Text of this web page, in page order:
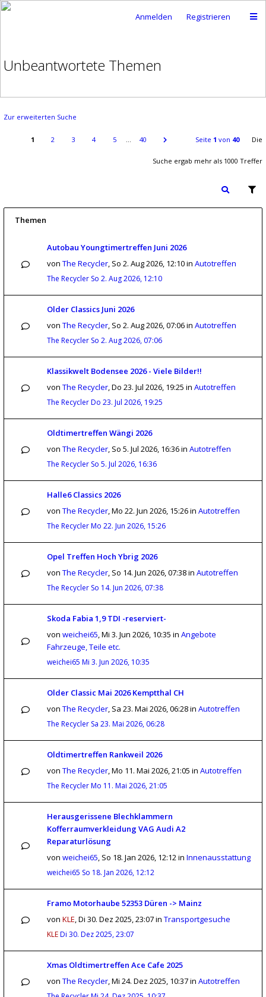
Anmelden Registrieren
Unbeantwortete Themen
Zur erweiterten Suche
1 2 3 4 5 … 40 Seite 1 von 40 Die
Suche ergab mehr als 1000 Treffer
Themen
Autobau Youngtimertreffen Juni 2026
von The Recycler, So 2. Aug 2026, 12:10in Autotreffen
The Recycler So 2. Aug 2026, 12:10
Older Classics Juni 2026
von The Recycler, So 2. Aug 2026, 07:06in Autotreffen
The Recycler So 2. Aug 2026, 07:06
Klassikwelt Bodensee 2026 - Viele Bilder!!
von The Recycler,Do 23. Jul 2026, 19:25 in Autotreffen
The RecyclerDo 23. Jul 2026, 19:25
Oldtimertreffen Wängi 2026
von The Recycler, So 5. Jul 2026, 16:36in Autotreffen
The Recycler So 5. Jul 2026, 16:36
Halle6 Classics 2026
von The Recycler,Mo 22. Jun 2026, 15:26in Autotreffen
The RecyclerMo 22. Jun 2026, 15:26
Opel Treffen Hoch Ybrig 2026
von The Recycler, So 14. Jun 2026, 07:38in Autotreffen
The Recycler So 14. Jun 2026, 07:38
Skoda Fabia 1,9 TDI -reserviert-
von weichei65,Mi 3. Jun 2026, 10:35 in Angebote
Fahrzeuge, Teile etc.
weichei65 Mi 3. Jun 2026, 10:35
Older Classic Mai 2026 Kemptthal CH
von The Recycler, Sa 23. Mai 2026, 06:28in Autotreffen
The Recycler Sa 23. Mai 2026, 06:28
Oldtimertreffen Rankweil 2026
von The Recycler,Mo 11. Mai 2026, 21:05 in Autotreffen
The RecyclerMo 11. Mai 2026, 21:05
Herausgerissene Blechklammern
Kofferraumverkleidung VAG Audi A2
Reparaturlösung
von weichei65, So 18. Jan 2026, 12:12in Innenausstattung
weichei65 So 18. Jan 2026, 12:12
Framo Motorhaube 52353 Düren -> Mainz
von KLE,Di 30. Dez 2025, 23:07in Transportgesuche
KLEDi 30. Dez 2025, 23:07
Xmas Oldtimertreffen Ace Cafe 2025
von The Recycler,Mi 24. Dez 2025, 10:37in Autotreffen